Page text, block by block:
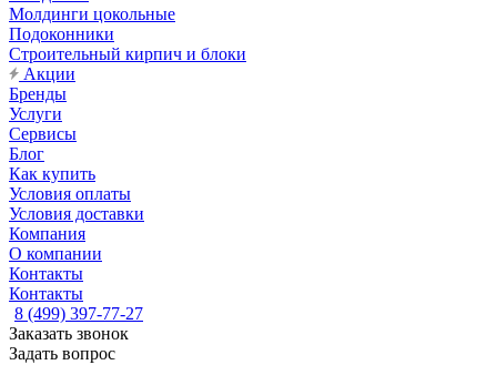
Молдинги цокольные
Подоконники
Строительный кирпич и блоки
Акции
Бренды
Услуги
Сервисы
Блог
Как купить
Условия оплаты
Условия доставки
Компания
О компании
Контакты
Контакты
8 (499) 397-77-27
Заказать звонок
Задать вопрос